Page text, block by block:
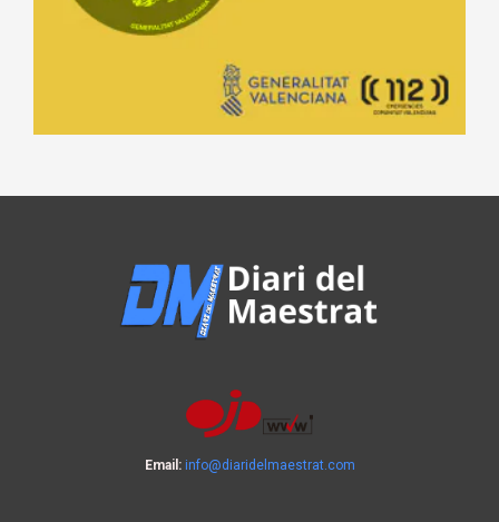
Email: info@diaridelmaestrat.com